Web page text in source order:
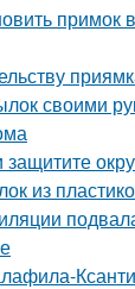
примок
своими
защитите
из